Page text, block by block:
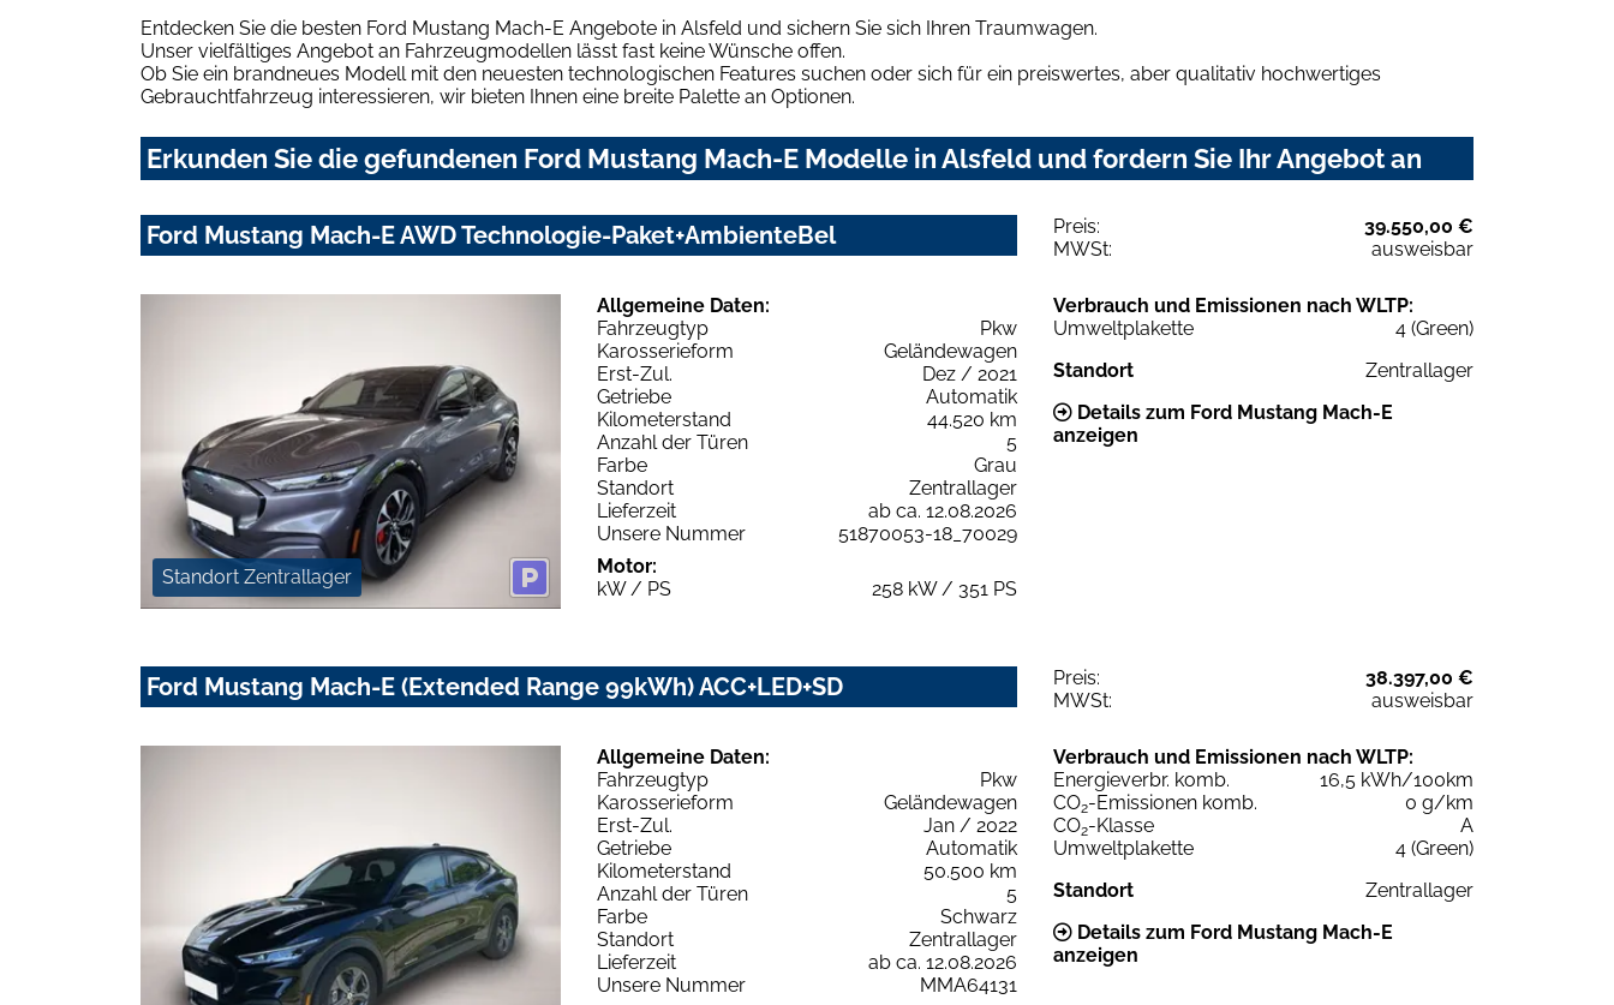
Entdecken Sie die besten Ford Mustang Mach-E Angebote in Alsfeld und sichern Sie sich Ihren Traumwagen.
Unser vielfältiges Angebot an Fahrzeugmodellen lässt fast keine Wünsche offen.
Ob Sie ein brandneues Modell mit den neuesten technologischen Features suchen oder sich für ein preiswertes, aber qualitativ hochwertiges
Gebrauchtfahrzeug interessieren, wir bieten Ihnen eine breite Palette an Optionen.
Erkunden Sie die gefundenen Ford Mustang Mach-E Modelle in Alsfeld und fordern Sie Ihr Angebot an
Ford Mustang Mach-E AWD Technologie-Paket+AmbienteBel Preis:
39.550,00 €
MWSt:
ausweisbar
Standort Zentrallager
Allgemeine Daten:
Fahrzeugtyp
Pkw
Karosserieform
Geländewagen
Erst-Zul.
Dez / 2021
Getriebe
Automatik
Kilometerstand
44.520 km
Anzahl der Türen
5
Farbe
Grau
Standort
Zentrallager
Lieferzeit
ab ca. 12.08.2026
Unsere Nummer
51870053-18_70029
Motor:
kW / PS
258 kW / 351 PS
Verbrauch und Emissionen nach WLTP:
Umweltplakette
4 (Green)
Standort
Zentrallager
Details zum Ford Mustang Mach-E
anzeigen
Ford Mustang Mach-E (Extended Range 99kWh) ACC+LED+SD Preis:
38.397,00 €
MWSt:
ausweisbar
Allgemeine Daten:
Fahrzeugtyp
Pkw
Karosserieform
Geländewagen
Erst-Zul.
Jan / 2022
Getriebe
Automatik
Kilometerstand
50.500 km
Anzahl der Türen
5
Farbe
Schwarz
Standort
Zentrallager
Lieferzeit
ab ca. 12.08.2026
Unsere Nummer
MMA64131
Verbrauch und Emissionen nach WLTP:
Energieverbr. komb.
16,5 kWh/100km
CO2-Emissionen komb.
0 g/km
CO2-Klasse
A
Umweltplakette
4 (Green)
Standort
Zentrallager
Details zum Ford Mustang Mach-E
anzeigen